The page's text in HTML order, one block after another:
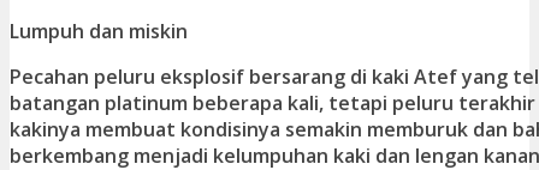
Lumpuh dan miskin
Pecahan peluru eksplosif bersarang di kaki Atef yang
batangan platinum beberapa kali, tetapi peluru terakhir
kakinya membuat kondisinya semakin memburuk dan
berkembang menjadi kelumpuhan kaki dan lengan